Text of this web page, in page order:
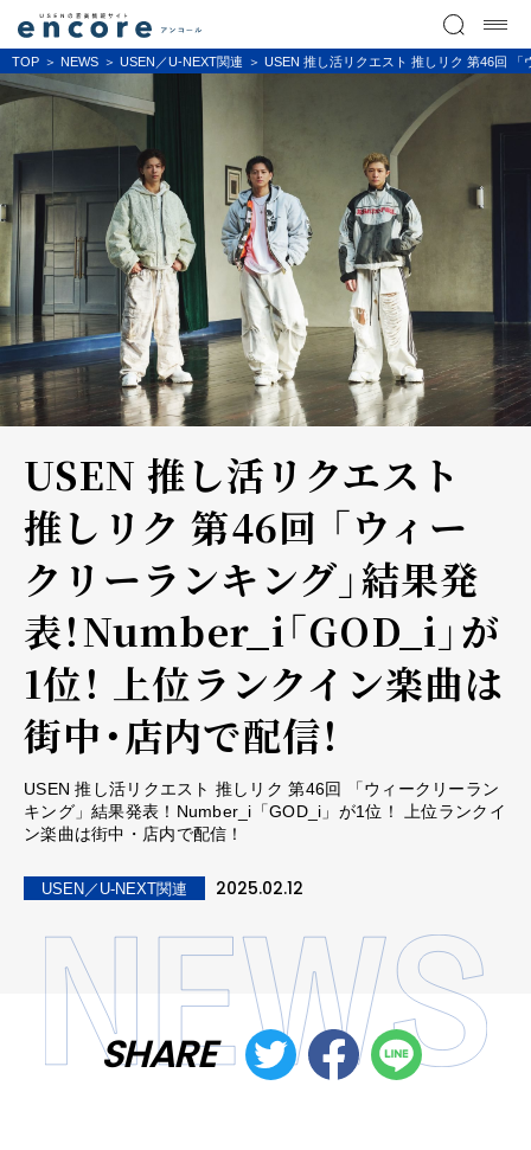
TOP NEWS USEN／U-NEXT関連 USEN 推し活リクエスト 推しリク 第46回
USEN 推し活リクエスト
推しリク 第46回 「ウィー
クリーランキング」結果発
表！Number_i「GOD_i」が
1位！ 上位ランクイン楽曲は
街中・店内で配信！
USEN 推し活リクエスト 推しリク 第46回 「ウィークリーラン
キング」結果発表！Number_i「GOD_i」が1位！ 上位ランクイ
ン楽曲は街中・店内で配信！
USEN／U-NEXT関連 2025.02.12
SHARE